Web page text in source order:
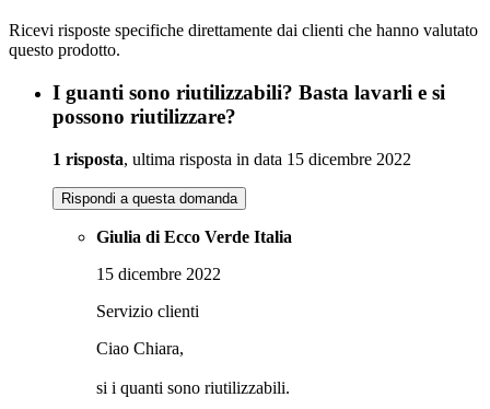
Ricevi risposte specifiche direttamente dai clienti che hanno valutato
questo prodotto.
I guanti sono riutilizzabili? Basta lavarli e si
possono riutilizzare?
1 risposta, ultima risposta in data 15 dicembre 2022
Rispondi a questa domanda
Giulia di Ecco Verde Italia
15 dicembre 2022
Servizio clienti
Ciao Chiara,
si i quanti sono riutilizzabili.